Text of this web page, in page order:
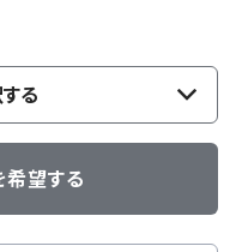
る
望する